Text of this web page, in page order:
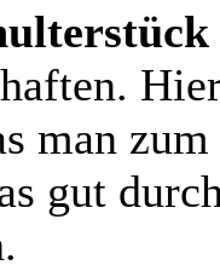
man
gut